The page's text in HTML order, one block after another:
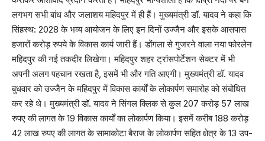
लगभग सभी बांध और जलाशय महिदपुर में ही हैं। मुख्यमंत्री डॉ. यादव ने कहा कि
सिंहस्थ: 2028 के भव्य आयोजन के लिए इन दिनों उज्जैन और इसके आसपास
हजारों करोड़ रुपये के विकास कार्य जारी हैं। डोंगला से गुजरने वाला नया फोरलेन
महिदपुर की नई तकदीर लिखेगा। महिदपुर शहर ट्रांसपोर्टेशन सेक्टर में भी
अपनी अलग पहचान रखता है, इसमें भी और गति आएगी। मुख्यमंत्री डॉ. यादव
बुधवार को उज्जैन के महिदपुर में विकास कार्यों के लोकार्पण समारोह को संबोधित
कर रहे थे। मुख्यमंत्री डॉ. यादव ने सिंगल क्लिक से कुल 207 करोड़ 57 लाख
रुपए की लागत के 19 विकास कार्यों का लोकार्पण किया। इसमें करीब 188 करोड़
42 लाख रुपए की लागत के सामाकोटा बैराज के लोकार्पण सहित क्षेत्र के 13 उप-